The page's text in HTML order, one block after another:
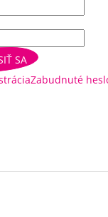
SA
Zabudnuté